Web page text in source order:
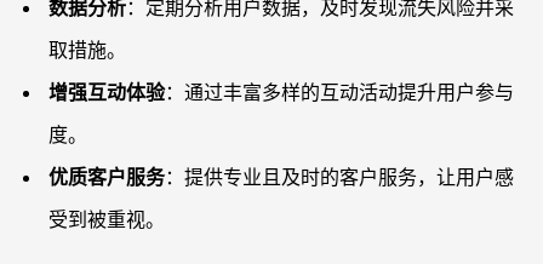
数据分析：定期分析用户数据，及时发现流失风险并采
取措施。
增强互动体验：通过丰富多样的互动活动提升用户参与
度。
优质客户服务：提供专业且及时的客户服务，让用户感
受到被重视。